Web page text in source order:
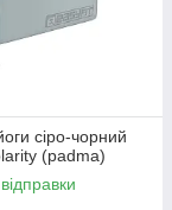
сіро-чорний
(рadma)